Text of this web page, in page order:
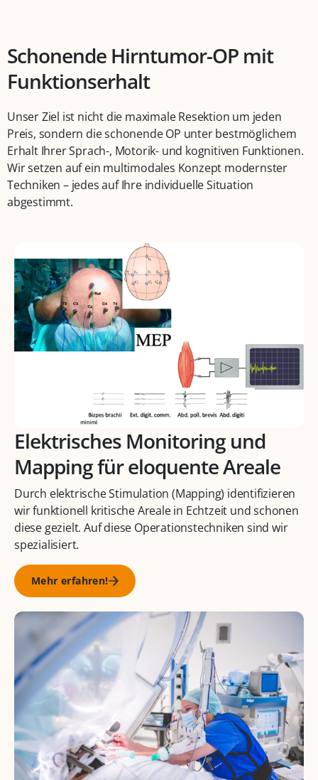
Schonende Hirntumor-OP mit
Funktionserhalt
Unser Ziel ist nicht die maximale Resektion um jeden
Preis, sondern die schonende OP unter bestmöglichem
Erhalt Ihrer Sprach-, Motorik- und kognitiven Funktionen.
Wir setzen auf ein multimodales Konzept modernster
Techniken – jedes auf Ihre individuelle Situation
abgestimmt.
Elektrisches Monitoring und
Mapping für eloquente Areale
Durch elektrische Stimulation (Mapping) identifizieren
wir funktionell kritische Areale in Echtzeit und schonen
diese gezielt. Auf diese Operationstechniken sind wir
spezialisiert.
Mehr erfahren!